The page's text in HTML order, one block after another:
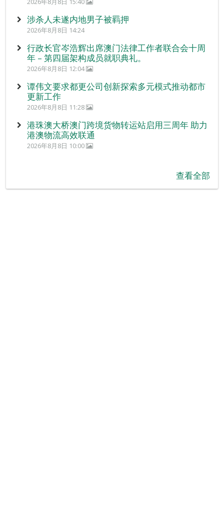
涉杀人未遂内地男子被羁押
2026年8月8日 14:24
行政长官岑浩辉出席澳门法律工作者联合会十周
年 – 第四届架构成员就职典礼。
2026年8月8日 12:04
谭伟文要求都更公司创新探索多元模式推动都市
更新工作
2026年8月8日 11:28
港珠澳大桥澳门跨境货物转运站启用三周年 助力
港澳物流高效联通
2026年8月8日 10:00
查看全部